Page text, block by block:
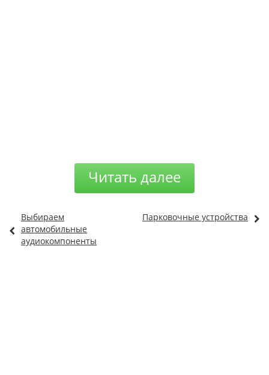
Читать далее
Выбираем
автомобильные
аудиокомпоненты
Парковочные устройства